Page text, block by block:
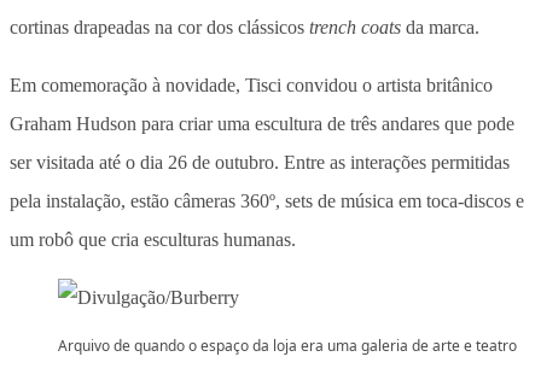
cortinas drapeadas na cor dos clássicos trench coats da marca.
Em comemoração à novidade, Tisci convidou o artista britânico
Graham Hudson para criar uma escultura de três andares que pode
ser visitada até o dia 26 de outubro. Entre as interações permitidas
pela instalação, estão câmeras 360º, sets de música em toca-discos e
um robô que cria esculturas humanas.
Arquivo de quando o espaço da loja era uma galeria de arte e teatro